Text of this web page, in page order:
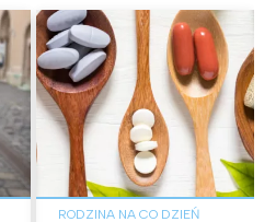
RODZINA NA CO DZIEŃ